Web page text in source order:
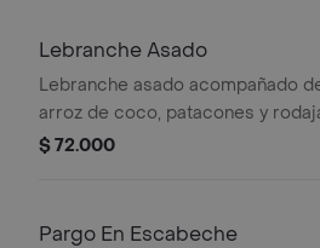
Lebranche Asado
Lebranche asado acompañado
arroz de coco, patacones y
limón.
$ 72.000
Pargo En Escabeche